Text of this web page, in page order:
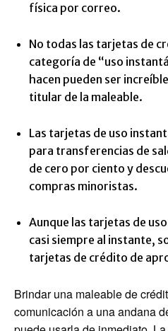
física por correo.
No todas las tarjetas de
categoría de “uso
hacen pueden ser
titular de la maleable.
Las tarjetas de uso
para transferencias de
de cero por ciento y
compras minoristas.
Aunque las tarjetas de
casi siempre al instante,
tarjetas de crédito de
Brindar una maleable de
comunicación a una andana